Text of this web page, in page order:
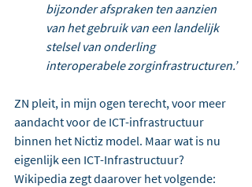
bijzonder afspraken ten aanzien
van het gebruik van een landelijk
stelsel van onderling
interoperabele zorginfrastructuren.’
ZN pleit, in mijn ogen terecht, voor meer
aandacht voor de ICT-infrastructuur
binnen het Nictiz model. Maar wat is nu
eigenlijk een ICT-Infrastructuur?
Wikipedia zegt daarover het volgende: